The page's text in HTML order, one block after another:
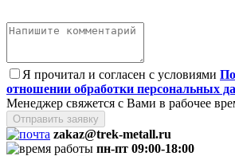
Я прочитал и согласен с условиями
отношении обработки персональных
Менеджер свяжется с Вами в рабочее
Отправить заявку
zakaz@trek-metall.ru
пн-пт 09:00-18:00